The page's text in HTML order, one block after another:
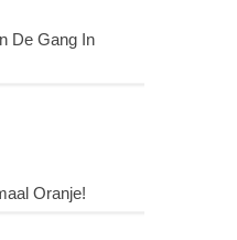
De Gang In
Oranje!